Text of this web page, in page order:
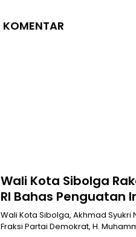
KOMENTAR
Wali Kota Sibolga
RI Bahas
Transportasi
Wali Kota Sibolga, Akhmad Syukri
Fraksi Partai Demokrat, H.